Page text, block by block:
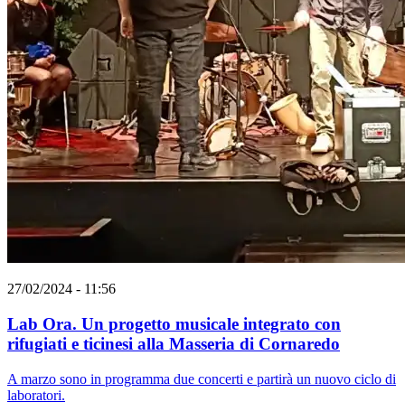
27/02/2024 - 11:56
Lab Ora. Un progetto musicale integrato con
rifugiati e ticinesi alla Masseria di Cornaredo
A marzo sono in programma due concerti e partirà un nuovo ciclo di
laboratori.